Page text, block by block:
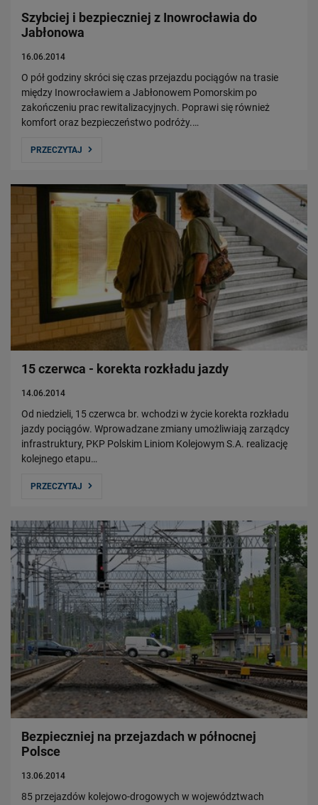
Szybciej i bezpieczniej z Inowrocławia do
Jabłonowa
16.06.2014
O pół godziny skróci się czas przejazdu pociągów na trasie
między Inowrocławiem a Jabłonowem Pomorskim po
zakończeniu prac rewitalizacyjnych. Poprawi się również
komfort oraz bezpieczeństwo podróży.…
PRZECZYTAJ
15 czerwca - korekta rozkładu jazdy
14.06.2014
Od niedzieli, 15 czerwca br. wchodzi w życie korekta rozkładu
jazdy pociągów. Wprowadzane zmiany umożliwiają zarządcy
infrastruktury, PKP Polskim Liniom Kolejowym S.A. realizację
kolejnego etapu…
PRZECZYTAJ
Bezpieczniej na przejazdach w północnej
Polsce
13.06.2014
85 przejazdów kolejowo-drogowych w województwach